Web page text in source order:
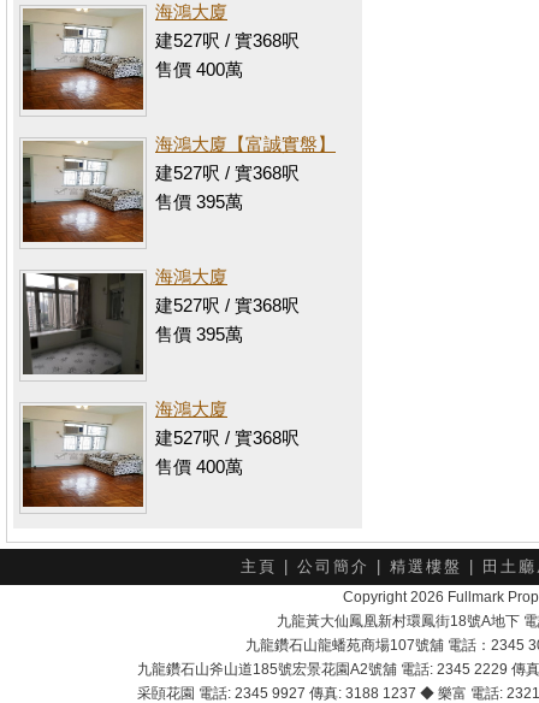
海鴻大廈
建527呎 / 實368呎
售價 400萬
海鴻大廈【富誠實盤】
建527呎 / 實368呎
售價 395萬
海鴻大廈
建527呎 / 實368呎
售價 395萬
海鴻大廈
建527呎 / 實368呎
售價 400萬
主頁 公司簡介 精選樓盤 田土
Copyright 2026 Fullmark
九龍黃大仙鳳凰新村環鳳街18號A地下
九龍鑽石山龍蟠苑商場107號舖 電話：2345
九龍鑽石山斧山道185號宏景花園A2號舖 電話: 2345 2229
采頣花園 電話: 2345 9927 傳真: 3188 1237 ◆ 樂富 電話: